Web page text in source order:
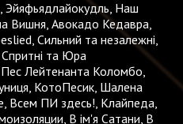
Эйяфьядлайокудль, Наш
Вишня, Авокадо Кедавра,
Сильний та незалежні,
та Юра
Лейтенанта Коломбо,
КотоПесик, Шалена
Всем ПИ здесь!, Клайпеда,
В ім'я Сатани, В